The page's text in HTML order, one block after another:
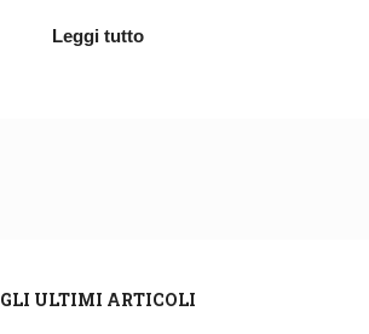
Leggi tutto
GLI ULTIMI ARTICOLI